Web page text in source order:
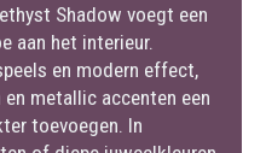
Shadow voegt een
aan het interieur.
en modern effect,
metallic accenten een
toevoegen. In